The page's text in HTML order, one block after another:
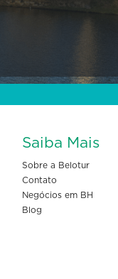
Saiba Mais
Sobre a Belotur
Contato
Negócios em BH
Blog